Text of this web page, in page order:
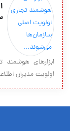
اولویت مدیران